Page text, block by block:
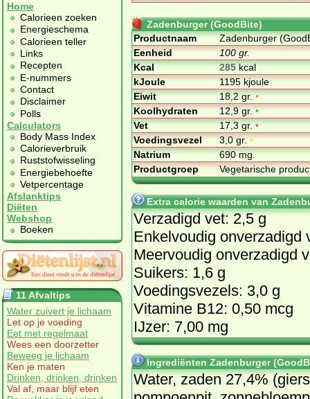
Home
Calorieen zoeken
Energieschema
Calorieen teller
Links
Recepten
E-nummers
Contact
Disclaimer
Polls
Calculators
Body Mass Index
Calorieverbruik
Ruststofwisseling
Energiebehoefte
Vetpercentage
Afslanktips
Diëten
Webshop
Boeken
11 Afvaltips
Water zuivert je lichaam
Let op je voeding
Eet met regelmaat
Wees een doorzetter
Beweeg je lichaam
Ken je maten
Drinken, drinken, drinken
Val af, maar blijf eten
Zadenburger (GoodBite)
Productnaam
Zadenburger
Eenheid
100 gr.
Kcal
285kcal
kJoule
1195 kjoule
Eiwit
18,2 gr.•
Koolhydraten
12,9 gr.•
Vet
17,3 gr.•
Voedingsvezel
3,0 gr.•
Natrium
690 mg.
Productgroep
Vegetarische
Extra calorie waarden van
Verzadigd vet: 2,5 g
Enkelvoudig onverzadigd
Meervoudig onverzadigd
Suikers: 1,6 g
Voedingsvezels: 3,0 g
Vitamine B12: 0,50 mcg
IJzer: 7,00 mg
Ingrediënten Zadenburger
Water, zaden 27,4%